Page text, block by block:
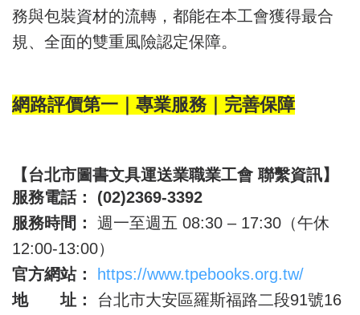
務與包裝資材的流轉，都能在本工會獲得最合
規、全面的雙重風險認定保障。
網路評價第一｜專業服務｜完善保障
【台北市圖書文具運送業職業工會 聯繫資訊】
服務電話：
(02)2369-3392
服務時間：
週一至週五 08:30 – 17:30（午休
12:00-13:00）
官方網站：
https://www.tpebooks.org.tw/
地 址：
台北市大安區羅斯福路二段91號16